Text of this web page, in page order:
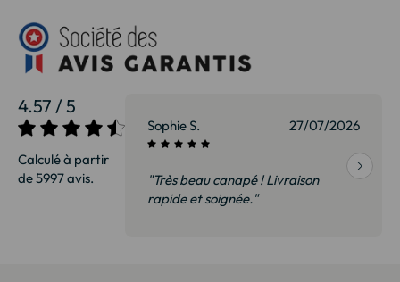
4.57 / 5
Calculé à partir
de 5997 avis.
27/07/2026 Sophie S. 27/07/2026
"Très beau canapé ! Livraison
rapide et soignée."